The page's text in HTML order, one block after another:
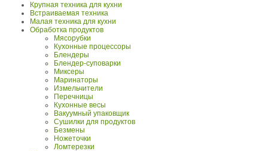
Крупная техника для кухни
Встраиваемая техника
Малая техника для кухни
Обработка продуктов
Мясорубки
Кухонные процессоры
Блендеры
Блендер-суповарки
Миксеры
Маринаторы
Измельчители
Перечницы
Кухонные весы
Вакуумный упаковщик
Сушилки для продуктов
Безмены
Ножеточки
Ломтерезки